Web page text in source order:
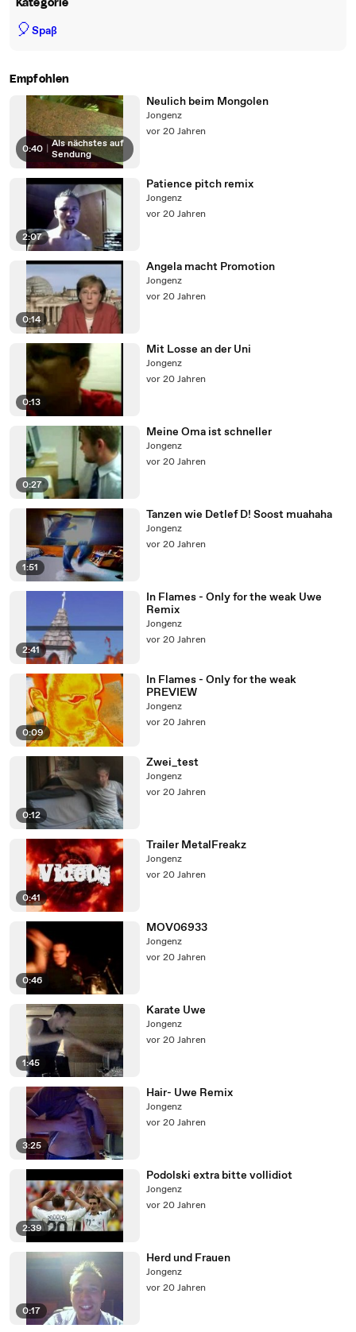
Kategorie
🎈Spaß
Empfohlen
0:40
Als nächstes auf
Sendung
Neulich beim Mongolen
Jongenz
vor 20 Jahren
2:07
Patience pitch remix
Jongenz
vor 20 Jahren
0:14
Angela macht Promotion
Jongenz
vor 20 Jahren
0:13
Mit Losse an der Uni
Jongenz
vor 20 Jahren
0:27
Meine Oma ist schneller
Jongenz
vor 20 Jahren
1:51
Tanzen wie Detlef D! Soost muahaha
Jongenz
vor 20 Jahren
2:41
In Flames - Only for the weak Uwe
Remix
Jongenz
vor 20 Jahren
0:09
In Flames - Only for the weak
PREVIEW
Jongenz
vor 20 Jahren
0:12
Zwei_test
Jongenz
vor 20 Jahren
0:41
Trailer MetalFreakz
Jongenz
vor 20 Jahren
0:46
MOV06933
Jongenz
vor 20 Jahren
1:45
Karate Uwe
Jongenz
vor 20 Jahren
3:25
Hair- Uwe Remix
Jongenz
vor 20 Jahren
2:39
Podolski extra bitte vollidiot
Jongenz
vor 20 Jahren
0:17
Herd und Frauen
Jongenz
vor 20 Jahren